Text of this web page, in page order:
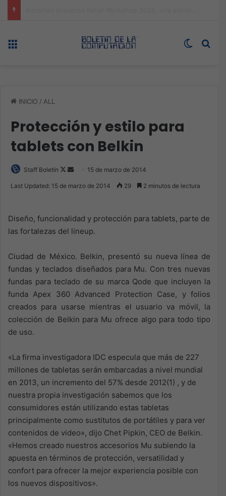
Switch
INICIO / ALL
Protección y estilo para
tablets con Belkin
Staff Boletín
Follow
Send 15 de marzo de 2014
Last Updated: 15 de marzo de 2014 29 2 minutos de lectura
Diseño, funcionalidad y protección para tablets, parte de
las fortalezas del lineup.
Ciudad de México. Belkin, presentó su nueva línea de
fundas y teclados diseñados para Mu. Con tres nuevas
fundas para teclado de su marca Qode que incluyen la
funda Apex 360 Advanced Protection Case, y folios
creados para usarse mientras el usuario va móvil, la
colección de Belkin para Mu ofrece algo para todo tipo
de uso.
«La firma investigadora IDC especula que más de 227
millones de tabletas serán embarcadas a nivel mundial
en 2013, un incremento del 57% desde 2012(1) , y de
nuestra propia investigación sabemos que los
consumidores están utilizando estas tabletas
principalmente como sustitutos de portátiles y para ver
contenidos de video», dijo Chet Pipkin, CEO de Belkin.
«Hemos creado nuestros accesorios Mu subiendo la
apuesta en términos de protección, versatilidad y
confort para ofrecer la mejor experiencia posible con
los nuevos dispositivos».